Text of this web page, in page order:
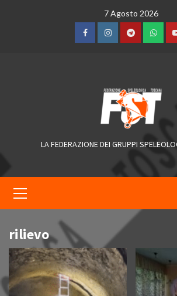
7 Agosto 2026
FacebookInstagramTelegram
LA FEDERAZIONE DEI GRUPPI
Menu
rilievo